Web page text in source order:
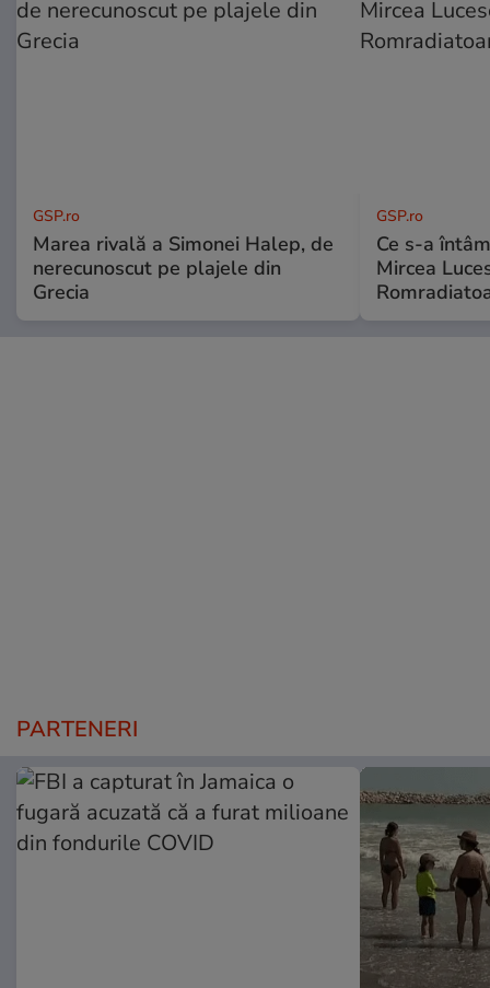
GSP.ro
Marea rivală a Simonei Halep, de
nerecunoscut pe plajele din
Grecia
GSP.ro
Ce s-a
Mircea
PARTENERI